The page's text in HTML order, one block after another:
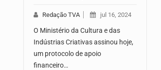
Redação TVA jul 16, 2024
O Ministério da Cultura e das
Indústrias Criativas assinou hoje,
um protocolo de apoio
financeiro…